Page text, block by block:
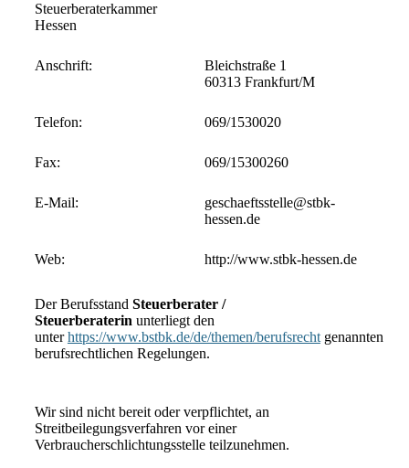
Steuerberaterkammer
Hessen
Anschrift:
Bleichstraße 1
60313 Frankfurt/M
Telefon: 069/1530020
Fax: 069/15300260
E-Mail:
geschaeftsstelle@stbk-
hessen.de
Web: http://www.stbk-hessen.de
Der Berufsstand Steuerberater /
Steuerberaterin unterliegt den
unterhttps://www.bstbk.de/de/themen/berufsrechtgenannten
berufsrechtlichen Regelungen.
Wir sind nicht bereit oder verpflichtet, an
Streitbeilegungsverfahren vor einer
Verbraucherschlichtungsstelle teilzunehmen.